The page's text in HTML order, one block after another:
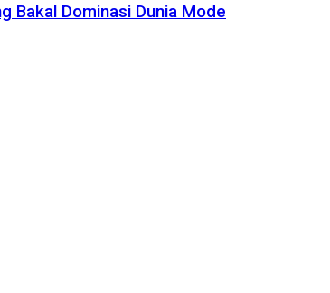
Bakal Dominasi Dunia Mode